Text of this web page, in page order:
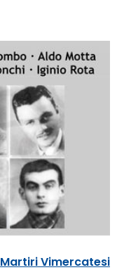
Martiri Vimercatesi